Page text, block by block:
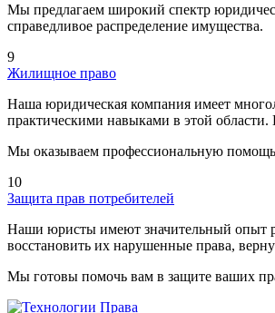
Мы предлагаем широкий спектр
справедливое распределение имущества.
9
Жилищное право
Наша юридическая компания имеет
практическими навыками в этой
Мы оказываем профессиональную
10
Защита прав потребителей
Наши юристы имеют значительный опыт
восстановить их нарушенные права,
Мы готовы помочь вам в защите ваших